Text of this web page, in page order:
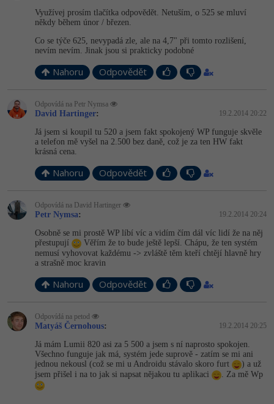
Využívej prosím tlačítka odpovědět. Netuším, o 525 se mluví
někdy během únor / březen.
Co se týče 625, nevypadá zle, ale na 4,7" při tomto rozlišení,
nevím nevím. Jinak jsou si prakticky podobné
Nahoru Odpovědět
Odpovídá na Petr Nymsa
David Hartinger: 19.2.2014 20:22
Já jsem si koupil tu 520 a jsem fakt spokojený WP funguje skvěle
a telefon mě vyšel na 2.500 bez daně, což je za ten HW fakt
krásná cena.
Nahoru Odpovědět
Odpovídá na David Hartinger
Petr Nymsa: 19.2.2014 20:24
Osobně se mi prostě WP líbí víc a vidím čím dál víc lidí že na něj
přestupují
Věřím že to bude ještě lepší. Chápu, že ten systém
nemusí vyhovovat každému -> zvláště těm kteří chtějí hlavně hry
a strašně moc kravin
Nahoru Odpovědět
Odpovídá na petod
Matyáš Černohous: 19.2.2014 20:25
Já mám Lumii 820 asi za 5 500 a jsem s ní naprosto spokojen.
Všechno funguje jak má, systém jede suprově - zatím se mi ani
jednou nekousl (což se mi u Androidu stávalo skoro furt
) a už
jsem přišel i na to jak si napsat nějakou tu aplikaci
. Za mě Wp